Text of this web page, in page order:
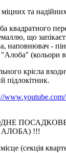
та надійних
квадратного
що
наповнювач -
"Алоба" (кольори
крісла
підлокітник.
!!!
(секція